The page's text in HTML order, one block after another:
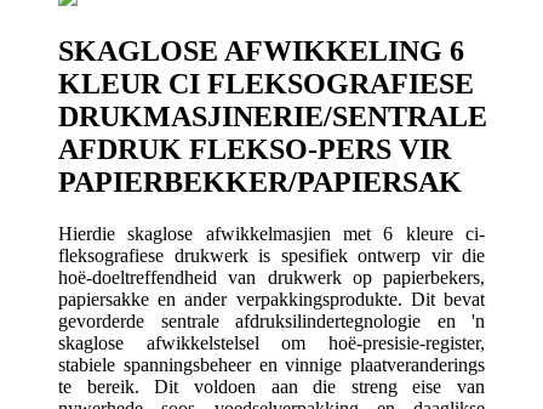
SKAGLOSE AFWIKKELING 6
KLEUR CI FLEKSOGRAFIESE
DRUKMASJINERIE/SENTRALE
AFDRUK FLEKSO-PERS VIR
PAPIERBEKKER/PAPIERSAK
Hierdie skaglose afwikkelmasjien met 6 kleure ci-
fleksografiese drukwerk is spesifiek ontwerp vir die
hoë-doeltreffendheid van drukwerk op papierbekers,
papiersakke en ander verpakkingsprodukte. Dit bevat
gevorderde sentrale afdruksilindertegnologie en 'n
skaglose afwikkelstelsel om hoë-presisie-register,
stabiele spanningsbeheer en vinnige plaatveranderings
te bereik. Dit voldoen aan die streng eise van